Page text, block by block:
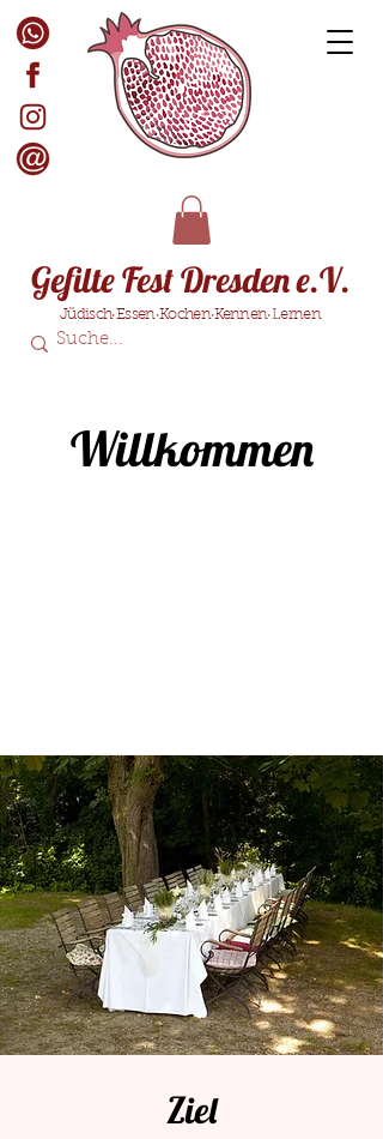
Gefilte Fest Dresden e.V.
Jüdisch·Essen·Kochen·Kennen·Lernen
Willkommen
Ziel